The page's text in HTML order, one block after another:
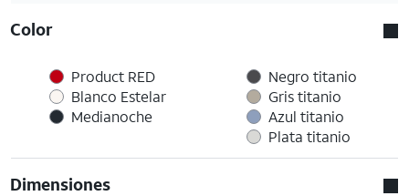
Color
Product RED
Blanco Estelar
Medianoche
Negro titanio
Gris titanio
Azul titanio
Plata titanio
Dimensiones